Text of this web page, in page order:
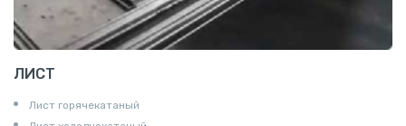
ЛИСТ
Лист горячекатаный